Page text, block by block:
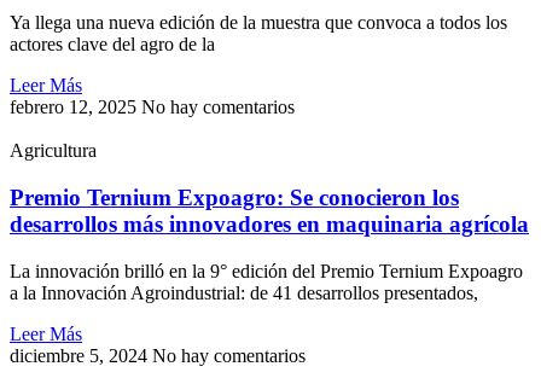
Ya llega una nueva edición de la muestra que convoca a todos los
actores clave del agro de la
Leer Más
febrero 12, 2025 No hay comentarios
Agricultura
Premio Ternium Expoagro: Se conocieron los
desarrollos más innovadores en maquinaria agrícola
La innovación brilló en la 9° edición del Premio Ternium Expoagro
a la Innovación Agroindustrial: de 41 desarrollos presentados,
Leer Más
diciembre 5, 2024 No hay comentarios